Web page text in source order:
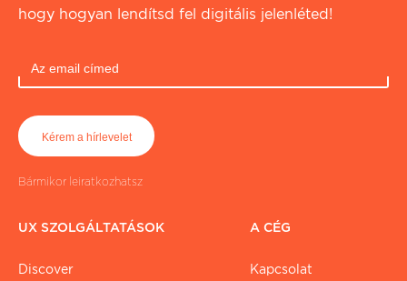
hogy hogyan lendítsd fel digitális jelenléted!
Bármikor leiratkozhatsz
UX SZOLGÁLTATÁSOK
Discover
A CÉG
Kapcsolat